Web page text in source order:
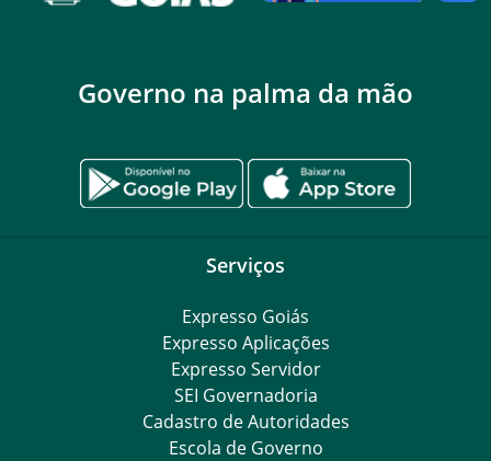
Governo na palma da mão
Serviços
Expresso Goiás
Expresso Aplicações
Expresso Servidor
SEI Governadoria
Cadastro de Autoridades
Escola de Governo